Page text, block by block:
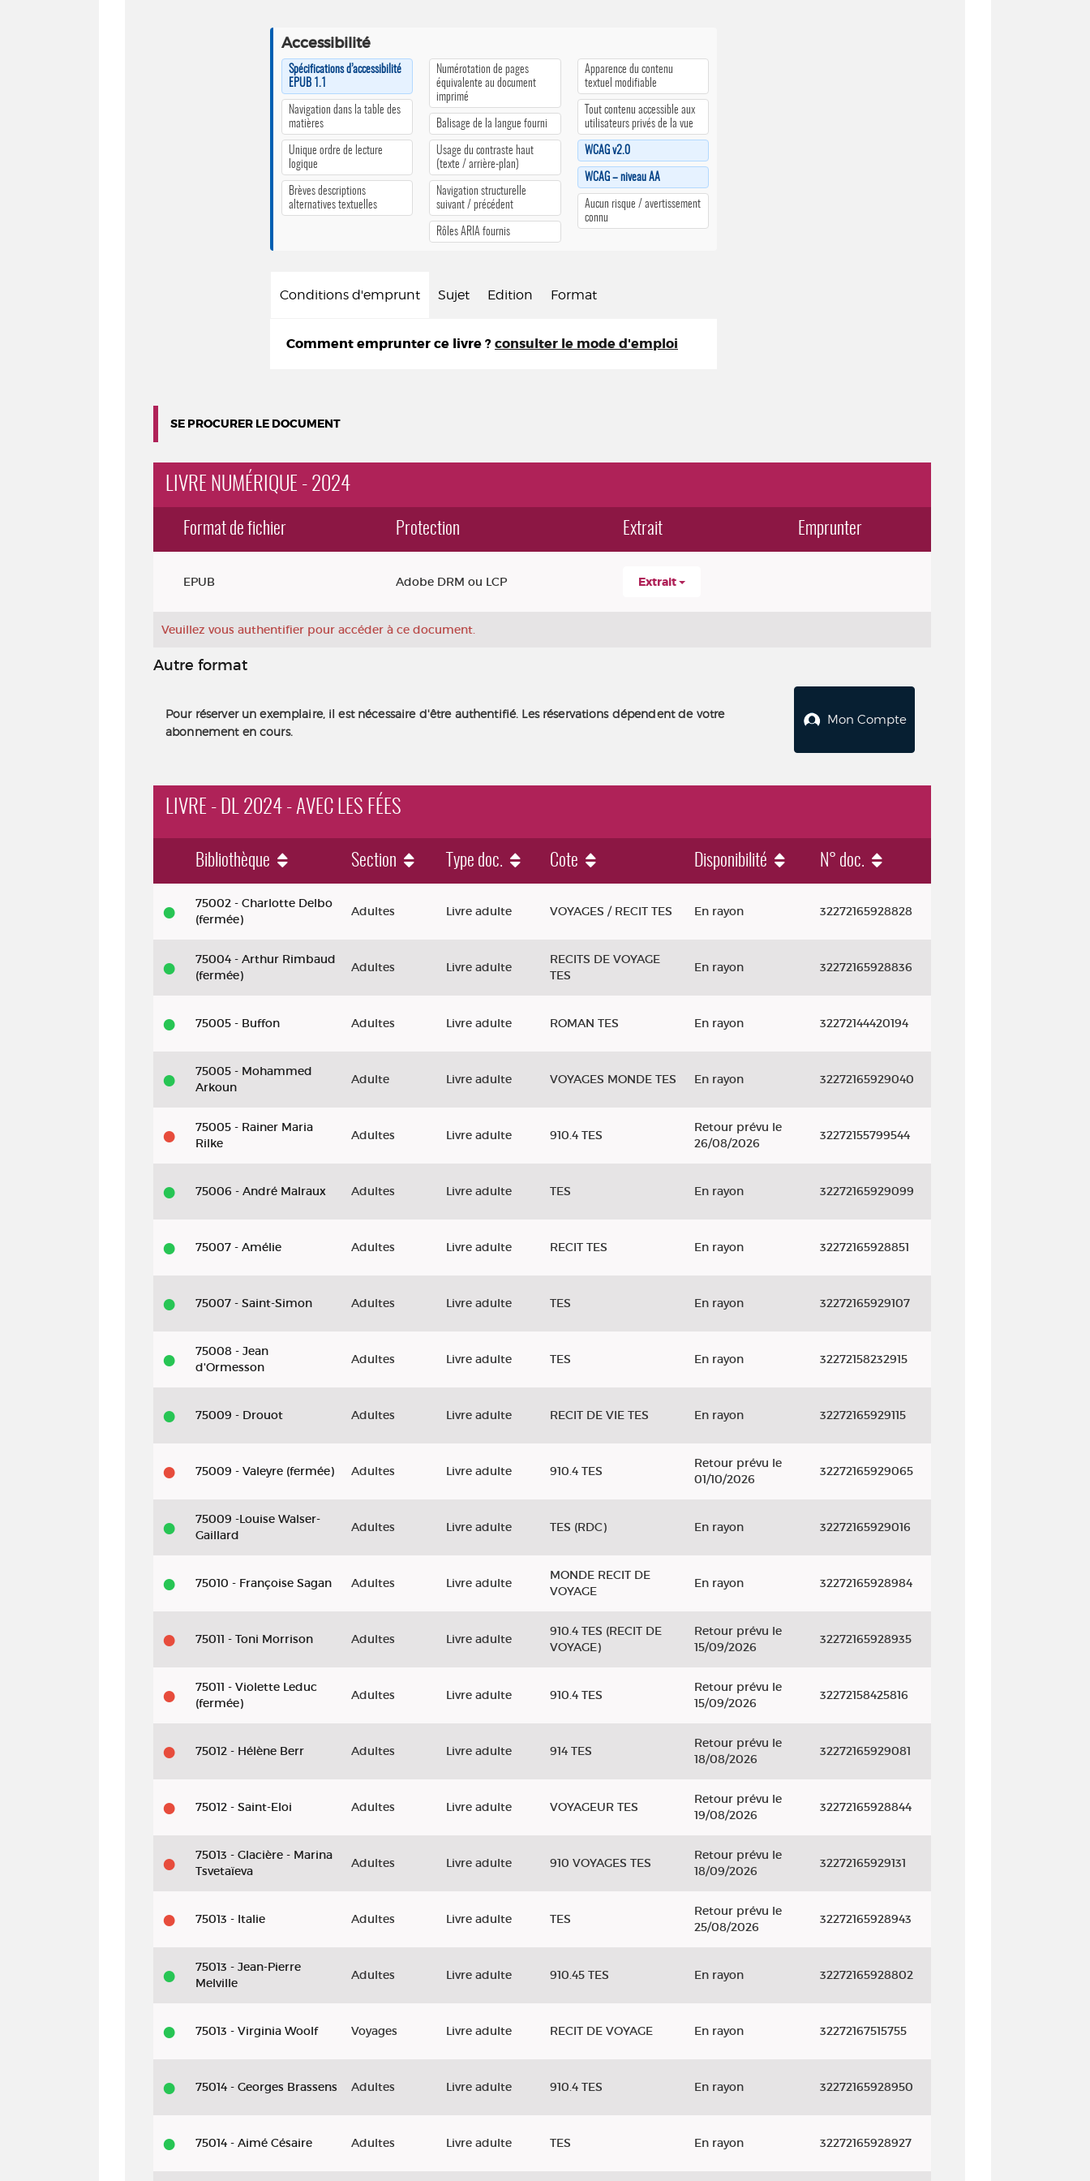
Accessibilité
Spécifications d’accessibilité
EPUB 1.1
Navigation dans la table des
matières
Unique ordre de lecture
logique
Brèves descriptions
alternatives textuelles
Numérotation de pages
équivalente au document
imprimé
Balisage de la langue fourni
Usage du contraste haut
(texte / arrière-plan)
Navigation structurelle
suivant / précédent
Rôles ARIA fournis
Apparence du contenu
textuel modifiable
Tout contenu accessible aux
utilisateurs privés de la vue
WCAG v2.0
WCAG – niveau AA
Aucun risque / avertissement
connu
Conditions d'emprunt Sujet Edition Format
Comment emprunter ce livre ? consulter le mode d'emploi
SE PROCURER LE DOCUMENT
LIVRE NUMÉRIQUE - 2024
Format de fichier Protection Extrait Emprunter
EPUB Adobe DRM ou LCP Extrait
Veuillez vous authentifier pour accéder à ce document.
Autre format
Pour réserver un exemplaire, il est nécessaire d'être authentifié. Les réservations dépendent de votre
abonnement en cours.
Mon Compte
LIVRE - DL 2024 - AVEC LES FÉES
Livre - DL 2024 - Avec les fées
Bibliothèque Section Type doc. Cote Disponibilité N° doc.
75002 - Charlotte Delbo
(fermée)
Adultes Livre adulte VOYAGES / RECIT TES En rayon 32272165928828
75004 - Arthur Rimbaud
(fermée)
Adultes Livre adulte
RECITS DE VOYAGE
TES
En rayon 32272165928836
75005 - Buffon Adultes Livre adulte ROMAN TES En rayon 32272144420194
75005 - Mohammed
Arkoun
Adulte Livre adulte VOYAGES MONDE TES En rayon 32272165929040
75005 - Rainer Maria
Rilke
Adultes Livre adulte 910.4 TES
Retour prévu le
26/08/2026
32272155799544
75006 - André Malraux Adultes Livre adulte TES En rayon 32272165929099
75007 - Amélie Adultes Livre adulte RECIT TES En rayon 32272165928851
75007 - Saint-Simon Adultes Livre adulte TES En rayon 32272165929107
75008 - Jean
d'Ormesson
Adultes Livre adulte TES En rayon 32272158232915
75009 - Drouot Adultes Livre adulte RECIT DE VIE TES En rayon 32272165929115
75009 - Valeyre (fermée) Adultes Livre adulte 910.4 TES
Retour prévu le
01/10/2026
32272165929065
75009 -Louise Walser-
Gaillard
Adultes Livre adulte TES (RDC) En rayon 32272165929016
75010 - Françoise Sagan Adultes Livre adulte
MONDE RECIT DE
VOYAGE
En rayon 32272165928984
75011 - Toni Morrison Adultes Livre adulte
910.4 TES (RECIT DE
VOYAGE)
Retour prévu le
15/09/2026
32272165928935
75011 - Violette Leduc
(fermée)
Adultes Livre adulte 910.4 TES
Retour prévu le
15/09/2026
32272158425816
75012 - Hélène Berr Adultes Livre adulte 914 TES
Retour prévu le
18/08/2026
32272165929081
75012 - Saint-Eloi Adultes Livre adulte VOYAGEUR TES
Retour prévu le
19/08/2026
32272165928844
75013 - Glacière - Marina
Tsvetaïeva
Adultes Livre adulte 910 VOYAGES TES
Retour prévu le
18/09/2026
32272165929131
75013 - Italie Adultes Livre adulte TES
Retour prévu le
25/08/2026
32272165928943
75013 - Jean-Pierre
Melville
Adultes Livre adulte 910.45 TES En rayon 32272165928802
75013 - Virginia Woolf Voyages Livre adulte RECIT DE VOYAGE En rayon 32272167515755
75014 - Georges Brassens Adultes Livre adulte 910.4 TES En rayon 32272165928950
75014 - Aimé Césaire Adultes Livre adulte TES En rayon 32272165928927